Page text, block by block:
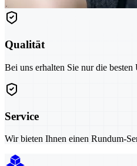
Qualität
Bei uns erhalten Sie nur die besten
Service
Wir bieten Ihnen einen Rundum-